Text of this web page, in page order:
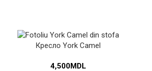
Кресло York Camel
4,500MDL